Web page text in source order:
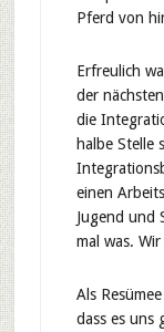
Pferd von
Erfreulich
der
die
halbe Stelle
einen
Jugend und
mal was.
Als
dass es uns